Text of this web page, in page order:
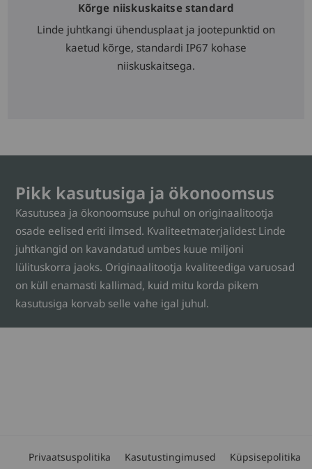
Kõrge niiskuskaitse standard
Linde juhtkangi ühendusplaat ja jootepunktid on
kaetud kõrge, standardi IP67 kohase
niiskuskaitsega.
Pikk kasutusiga ja ökonoomsus
Kasutusea ja ökonoomsuse puhul on originaalitootja
osade eelised eriti ilmsed. Kvaliteetmaterjalidest Linde
juhtkangid on kavandatud umbes kuue miljoni
lülituskorra jaoks. Originaalitootja kvaliteediga varuosad
on küll enamasti kallimad, kuid mitu korda pikem
kasutusiga korvab selle vahe igal juhul.
Privaatsuspolitika Kasutustingimused Küpsisepolitika